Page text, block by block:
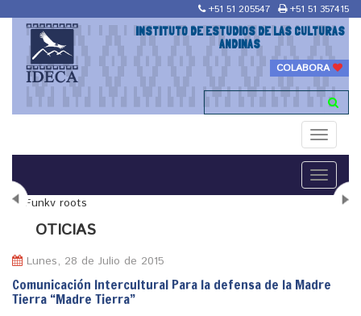
+51 51 205547 +51 51 357415
INSTITUTO DE ESTUDIOS DE LAS CULTURAS
ANDINAS
COLABORA
Toggle
Toggle
OTICIAS
Lunes, 28 de Julio de 2015
Comunicación Intercultural Para la defensa de la Madre
Tierra “Madre Tierra”